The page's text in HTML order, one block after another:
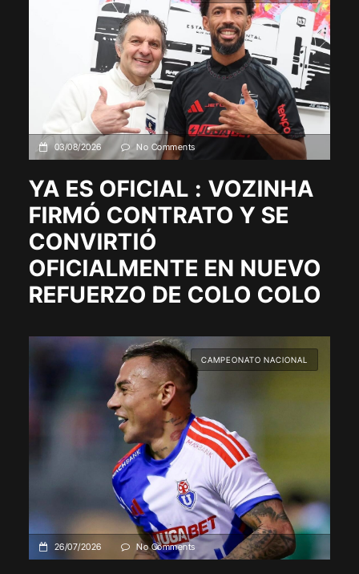
03/08/2026 No Comments
YA ES OFICIAL : VOZINHA
FIRMÓ CONTRATO Y SE
CONVIRTIÓ
OFICIALMENTE EN NUEVO
REFUERZO DE COLO COLO
CAMPEONATO NACIONAL
26/07/2026 No Comments